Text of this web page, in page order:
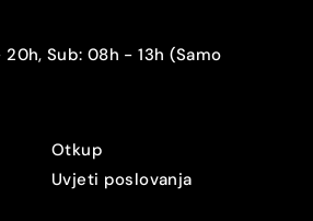
Sub: 08h - 13h (Samo
Otkup
Uvjeti poslovanja